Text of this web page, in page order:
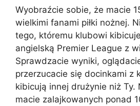
Wyobraźcie sobie, że macie
wielkimi fanami piłki nożnej.
tego, któremu klubowi
angielską Premier League z
Sprawdzacie wyniki,
przerzucacie się docinkami z
kibicują innej drużynie niż Ty.
macie zalajkowanych ponad